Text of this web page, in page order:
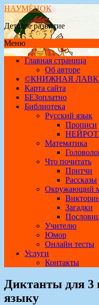
НАУМЁНОК
Детское развитие
Меню
Главная страница
Об авторе
©КНИЖНАЯ
Карта сайта
БЕЗоплатно
Библиотека
Русский язык
Прописи
Математика
Что почитать
Притчи
Рассказы
Окружающий
Загадки
Учителю
Юмор
Онлайн тесты
Услуги
Контакты
Диктанты для 3
языку